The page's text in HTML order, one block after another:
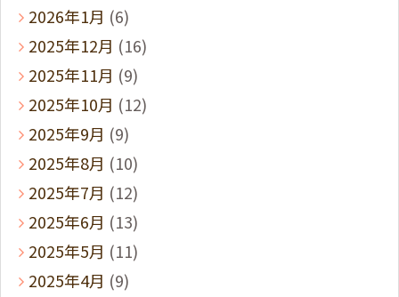
2026年1月 (6)
2025年12月 (16)
2025年11月 (9)
2025年10月 (12)
2025年9月 (9)
2025年8月 (10)
2025年7月 (12)
2025年6月 (13)
2025年5月 (11)
2025年4月 (9)